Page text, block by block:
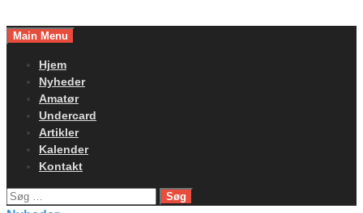
toMain Menu
Hjem
Nyheder
Amatør
Undercard
Artikler
Kalender
Kontakt
Søg